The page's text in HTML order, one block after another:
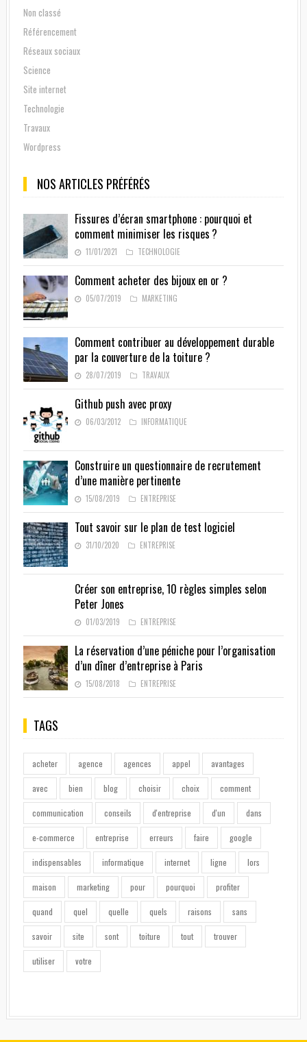
Non classé
Référencement
Réseaux sociaux
Science
Site internet
Technologie
Travaux
Wordpress
NOS ARTICLES PRÉFÉRÉS
Fissures d’écran smartphone : pourquoi et
comment minimiser les risques ?
11/01/2021 TECHNOLOGIE
Comment acheter des bijoux en or ?
05/07/2019 MARKETING
Comment contribuer au développement durable
par la couverture de la toiture ?
28/07/2019 TRAVAUX
Github push avec proxy
06/03/2012 INFORMATIQUE
Construire un questionnaire de recrutement
d’une manière pertinente
15/08/2019 ENTREPRISE
Tout savoir sur le plan de test logiciel
31/10/2020 ENTREPRISE
Créer son entreprise, 10 règles simples selon
Peter Jones
01/03/2019 ENTREPRISE
La réservation d’une péniche pour l’organisation
d’un dîner d’entreprise à Paris
15/08/2018 ENTREPRISE
TAGS
acheter agence agences appel avantages
avec bien blog choisir choix comment
communication conseils d'entreprise d'un dans
e-commerce entreprise erreurs faire google
indispensables informatique internet ligne lors
maison marketing pour pourquoi profiter
quand quel quelle quels raisons sans
savoir site sont toiture tout trouver
utiliser votre